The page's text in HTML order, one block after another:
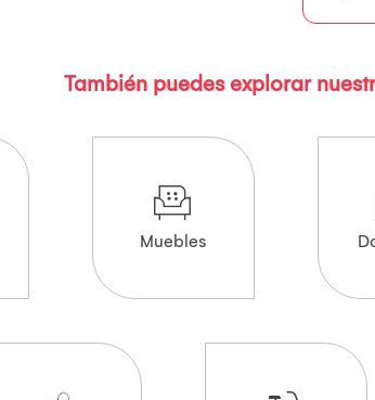
También puedes explorar
Muebles